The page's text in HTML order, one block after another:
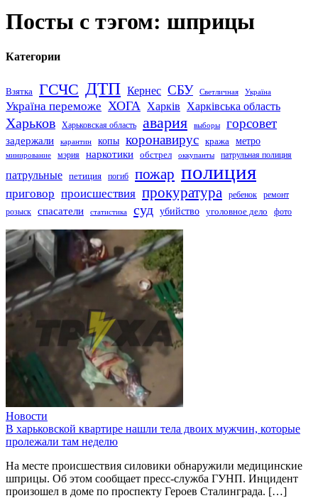
Посты с тэгом: шприцы
Категории
Взятка ГСЧС ДТП Кернес СБУ Светличная Україна
Україна переможе ХОГА Харків Харківська область
Харьков Харьковская область авария выборы горсовет
задержали карантин копы коронавирус кража метро
минирование мэрия наркотики обстрел оккупанты патрульная полиция
патрульные петиция погиб пожар полиция
приговор происшествия прокуратура ребенок
ремонт
розыск
спасатели статистика суд убийство уголовное дело фото
Новости
В харьковской квартире нашли тела двоих мужчин, которые
пролежали там неделю
На месте происшествия силовики обнаружили медицинские
шприцы. Об этом сообщает пресс-служба ГУНП. Инцидент
произошел в доме по проспекту Героев Сталинграда. […]